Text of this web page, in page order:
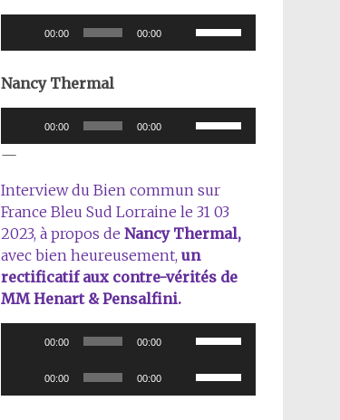
audio
00:00 00:00
pour
augmenter
le
volume.
Nancy Thermal
audio
00:00 00:00
pour
augmenter
diminuer
—
Interview du Bien commun sur
France Bleu Sud Lorraine le 31 03
2023, à propos de Nancy Thermal,
avec bien heureusement, un
rectificatif aux contre-vérités de
MM Henart & Pensalfini.
00:00 00:00
flèches
haut/bas
audio
00:00 00:00